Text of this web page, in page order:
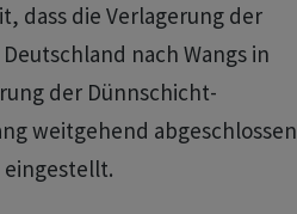
dass die Verlagerung der
nach Wangs in
der Dünnschicht-
weitgehend abgeschlossen
eingestellt.